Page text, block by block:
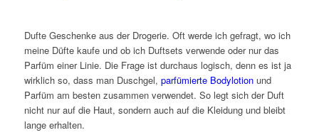
Dufte Geschenke aus der Drogerie. Oft werde ich gefragt, wo ich
meine Düfte kaufe und ob ich Duftsets verwende oder nur das
Parfüm einer Linie. Die Frage ist durchaus logisch, denn es ist ja
wirklich so, dass man Duschgel, parfümierte Bodylotionund
Parfüm am besten zusammen verwendet. So legt sich der Duft
nicht nur auf die Haut, sondern auch auf die Kleidung und bleibt
lange erhalten.